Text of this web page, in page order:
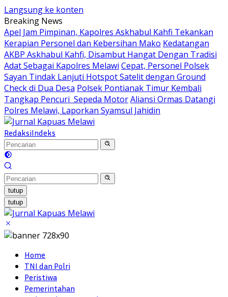
Langsung ke konten
Breaking News
Apel Jam Pimpinan, Kapolres Askhabul Kahfi Tekankan
Kerapian Personel dan Kebersihan Mako Kedatangan
AKBP Askhabul Kahfi, Disambut Hangat Dengan Tradisi
Adat Sebagai Kapolres Melawi Cepat, Personel Polsek
Sayan Tindak Lanjuti Hotspot Satelit dengan Ground
Check di Dua Desa Polsek Pontianak Timur Kembali
Tangkap Pencuri Sepeda MotorAliansi Ormas Datangi
Polres Melawi, Laporkan Syamsul Jahidin
RedaksiIndeks
tutup
tutup
Home
TNI dan Polri
Peristiwa
Pemerintahan